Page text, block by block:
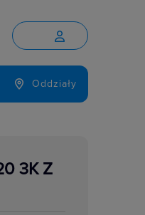

Oddziały
3K Z